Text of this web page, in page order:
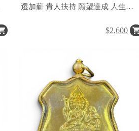
遷加薪 貴人扶持 願望達成 人生步
$2,600